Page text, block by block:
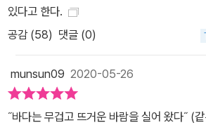
있다고 한다.
공감 (58) 댓글 (0)
munsun09 2020-05-26
˝바다는 무겁고 뜨거운 바람을 실어 왔다˝ (